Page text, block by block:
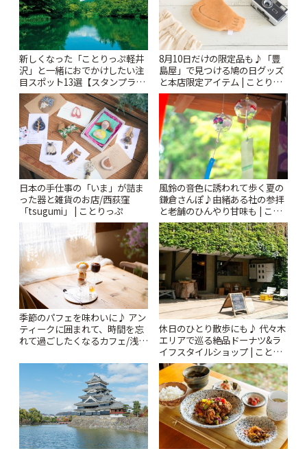
新しくなった「ことりっぷ軽井
沢」と一緒におでかけしたい注
目スポット13選【スタンプラリ
ー開催中】 | ことりっぷ
8月10日だけの限定品も♪「豊
島屋」で見つける鳩の日グッズ
と本店限定アイテム | ことりっ
ぷ
日本の手仕事の「いま」が詰ま
った器と雑貨のお店/西荻窪
「tsugumi」 | ことりっぷ
風鈴の音色に誘われて歩く夏の
鎌倉さんぽ♪由緒ある社の参拝
と老舗のひんやり甘味も | こと
りっぷ
季節のパフェを味わいに♪ アン
ティークに囲まれて、時間を忘
れて過ごしたくなるカフェ/浅草
休日のひとり散歩にも♪ 代々木
エリアで巡る絶品ドーナツ&ラ
イフスタイルショップ | ことり
っぷ